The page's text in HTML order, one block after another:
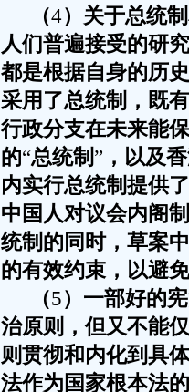
（4）关于总统
人们普遍接受的研
都是根据自身的历
采用了总统制，既
行政分支在未来能
的“总统制 ” ，以及
内实行总统制提供
中国人对议会内阁
统制的同时，草案
的有效约束，以避
（5）一部好的
治原则，但又不能
则贯彻和内化到具
法作为国家根本法